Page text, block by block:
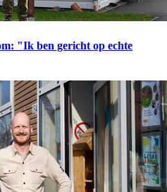
"Ik ben gericht op echte